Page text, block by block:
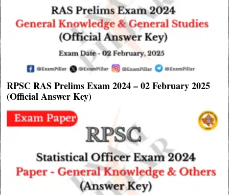
RPSC RAS Prelims Exam 2024 – 02 February 2025
(Official Answer Key)